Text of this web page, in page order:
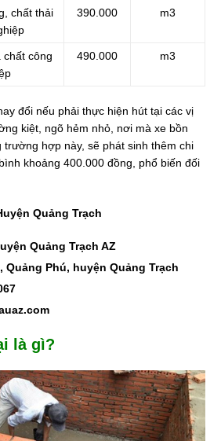
chất thải
390.000 m3
chất công
490.000 m3
đổi nếu phải thực hiện hút tại các vị
kiệt, ngõ hẻm nhỏ, nơi mà xe bồn
trường hợp này, sẽ phát sinh thêm chi
khoảng 400.000 đồng, phổ biến đối
Quảng Trạch
Quảng Trạch AZ
Phú, huyện Quảng Trạch
là gì?